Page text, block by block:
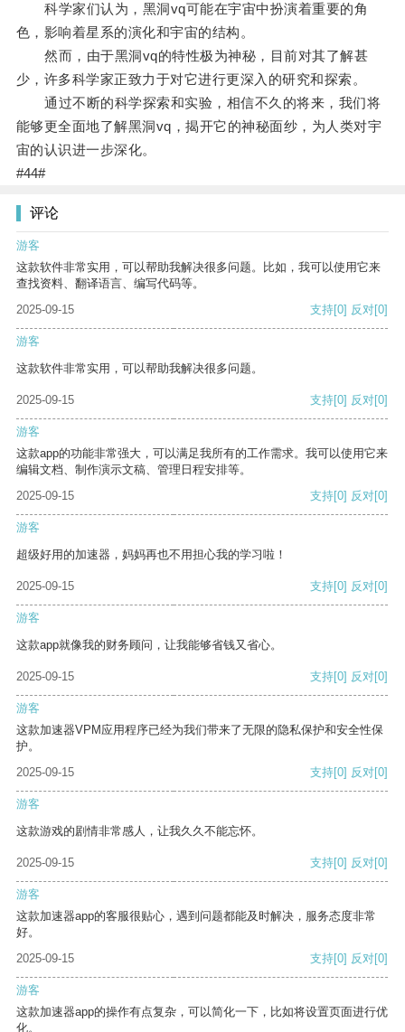
科学家们认为，黑洞vq可能在宇宙中扮演着重要的角
色，影响着星系的演化和宇宙的结构。
然而，由于黑洞vq的特性极为神秘，目前对其了解甚
少，许多科学家正致力于对它进行更深入的研究和探索。
通过不断的科学探索和实验，相信不久的将来，我们将
能够更全面地了解黑洞vq，揭开它的神秘面纱，为人类对宇
宙的认识进一步深化。
#44#
评论
游客
这款软件非常实用，可以帮助我解决很多问题。比如，我可以使用它来
查找资料、翻译语言、编写代码等。
2025-09-15
支持[0] 反对[0]
游客
这款软件非常实用，可以帮助我解决很多问题。
2025-09-15 支持[0] 反对[0]
游客
这款app的功能非常强大，可以满足我所有的工作需求。我可以使用它来
编辑文档、制作演示文稿、管理日程安排等。
2025-09-15
支持[0] 反对[0]
游客
超级好用的加速器，妈妈再也不用担心我的学习啦！
2025-09-15 支持[0] 反对[0]
游客
这款app就像我的财务顾问，让我能够省钱又省心。
2025-09-15 支持[0] 反对[0]
游客
这款加速器VPM应用程序已经为我们带来了无限的隐私保护和安全性保
护。
2025-09-15
支持[0] 反对[0]
游客
这款游戏的剧情非常感人，让我久久不能忘怀。
2025-09-15 支持[0] 反对[0]
游客
这款加速器app的客服很贴心，遇到问题都能及时解决，服务态度非常
好。
2025-09-15
支持[0] 反对[0]
游客
这款加速器app的操作有点复杂，可以简化一下，比如将设置页面进行优
化。